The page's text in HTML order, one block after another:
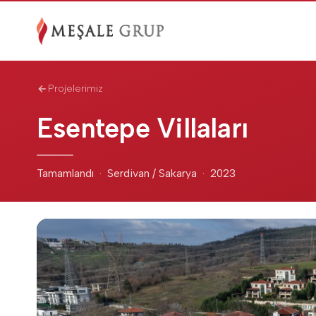
Projelerimiz
Esentepe Villaları
Tamamlandı · Serdivan / Sakarya · 2023